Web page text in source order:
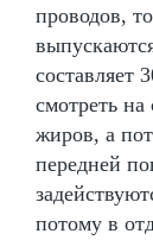
проводов,
составляет
смотреть
жиров, а
передней
потому в